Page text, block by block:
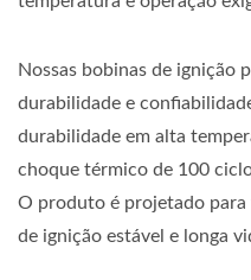
Nossas bobinas de ignição
durabilidade e
durabilidade em alta
choque térmico de 100
O produto é projetado
de ignição estável e longa